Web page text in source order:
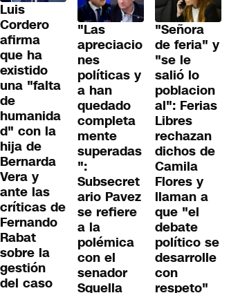
Luis
Cordero
afirma
que ha
existido
una "falta
de
humanida
d" con la
hija de
Bernarda
Vera y
ante las
críticas de
Fernando
Rabat
sobre la
gestión
del caso
"Las
apreciacio
nes
políticas y
a han
quedado
completa
mente
superadas
":
Subsecret
ario Pavez
se refiere
a la
polémica
con el
senador
Squella
"Señora
de feria" y
"se le
salió lo
poblacion
al": Ferias
Libres
rechazan
dichos de
Camila
Flores y
llaman a
que "el
debate
político se
desarrolle
con
respeto"